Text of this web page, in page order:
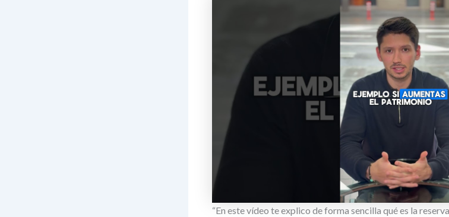
“En este vídeo te explico de forma sencilla qué es la